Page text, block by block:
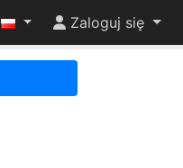
Zaloguj się